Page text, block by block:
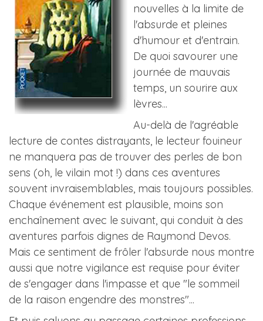
nouvelles à la limite de
l'absurde et pleines
d'humour et d'entrain.
De quoi savourer une
journée de mauvais
temps, un sourire aux
lèvres...
Au-delà de l'agréable
lecture de contes distrayants, le lecteur fouineur
ne manquera pas de trouver des perles de bon
sens (oh, le vilain mot !) dans ces aventures
souvent invraisemblables, mais toujours possibles.
Chaque événement est plausible, moins son
enchaînement avec le suivant, qui conduit à des
aventures parfois dignes de Raymond Devos.
Mais ce sentiment de frôler l'absurde nous montre
aussi que notre vigilance est requise pour éviter
de s'engager dans l'impasse et que "le sommeil
de la raison engendre des monstres"...